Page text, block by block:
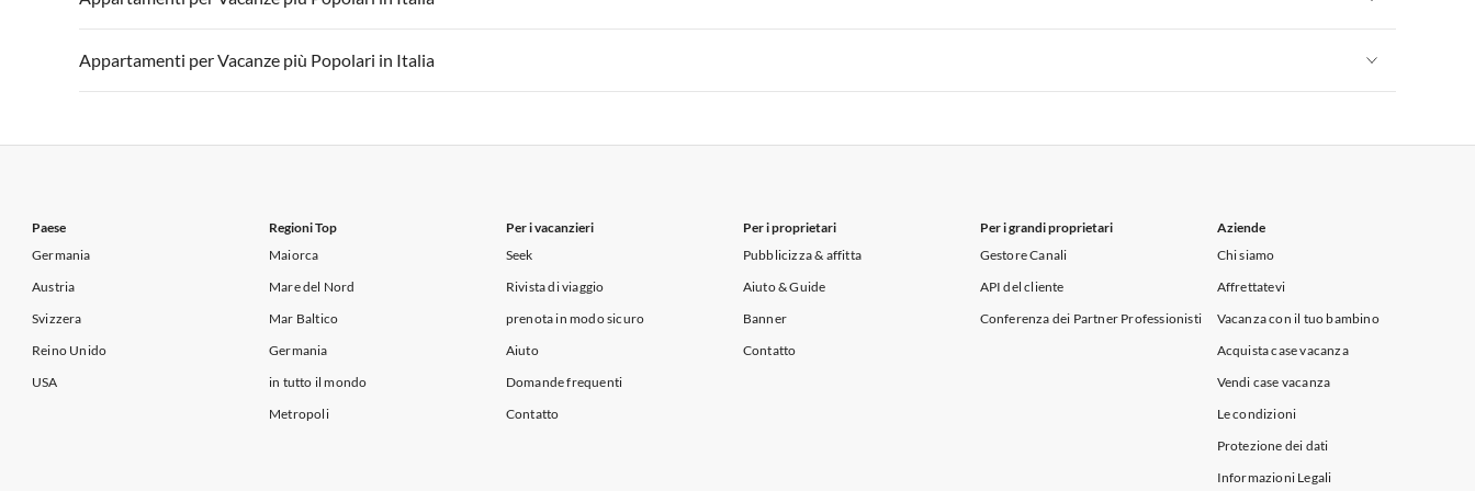
Appartamenti per Vacanze in Lago di Garda Appartamenti per Vacanze in Lago di Como
Appartamenti per Vacanze in Italia Appartamenti per Vacanze in Liguria
Appartamenti per Vacanze in Lago di Garda Appartamenti per Vacanze in Lago di Como
Appartamenti per Vacanze più Popolari in Italia
Paese
Germania
Austria
Svizzera
Reino Unido
USA
Regioni Top
Maiorca
Mare del Nord
Mar Baltico
Germania
in tutto il mondo
Metropoli
Per i vacanzieri
Seek
Rivista di viaggio
prenota in modo sicuro
Aiuto
Domande frequenti
Contatto
Per i proprietari
Pubblicizza & affitta
Aiuto & Guide
Banner
Contatto
Per i grandi proprietari
Gestore Canali
API del cliente
Conferenza dei Partner Professionisti
Aziende
Chi siamo
Affrettatevi
Vacanza con il tuo bambino
Acquista case vacanza
Vendi case vacanza
Le condizioni
Protezione dei dati
Informazioni Legali